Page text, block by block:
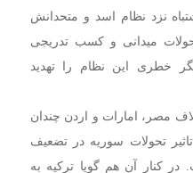
نزد نظام اسد و متحدانش
میدانی و کسب تدریجی
خطری این نظام را تهدید
مصر، امارات و اردن چندان
تحولات سوریه در تضعیف
کنار آن هم گویا ترکیه به